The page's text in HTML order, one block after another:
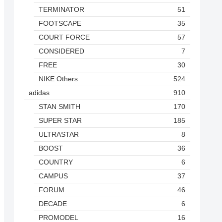
TERMINATOR
51
FOOTSCAPE
35
COURT FORCE
57
CONSIDERED
7
FREE
30
NIKE Others
524
adidas
910
STAN SMITH
170
SUPER STAR
185
ULTRASTAR
8
BOOST
36
COUNTRY
6
CAMPUS
37
FORUM
46
DECADE
6
PROMODEL
16